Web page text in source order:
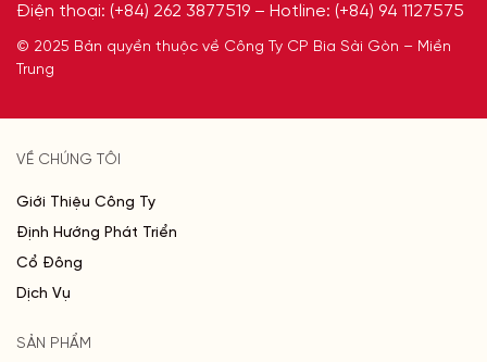
Điện thoại: (+84) 262 3877519 – Hotline: (+84) 94 1127575
© 2025 Bản quyền thuộc về Công Ty CP Bia Sài Gòn – Miền
Trung
VỀ CHÚNG TÔI
Giới Thiệu Công Ty
Định Hướng Phát Triển
Cổ Đông
Dịch Vụ
SẢN PHẨM